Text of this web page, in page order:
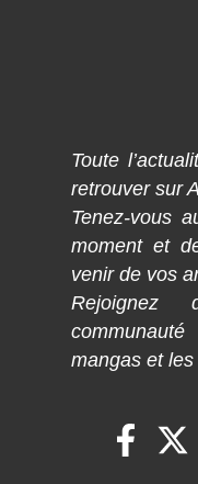
Toute
retrouver sur
Tenez-vous
moment et
venir de vos
Rejoignez
mangas et